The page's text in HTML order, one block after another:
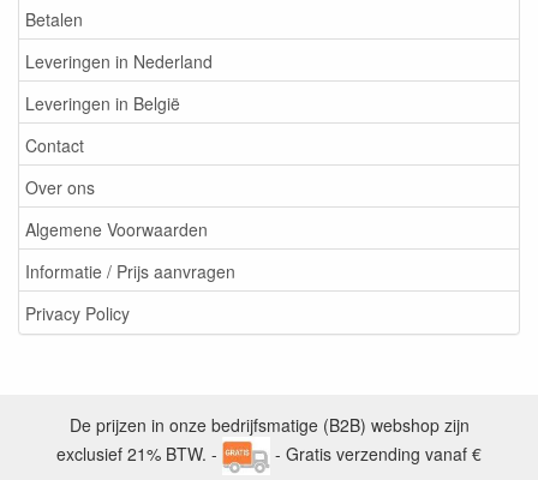
Betalen
Leveringen in Nederland
Leveringen in België
Contact
Over ons
Algemene Voorwaarden
Informatie / Prijs aanvragen
Privacy Policy
De prijzen in onze bedrijfsmatige (B2B) webshop zijn
exclusief 21% BTW. -
- Gratis verzending vanaf €